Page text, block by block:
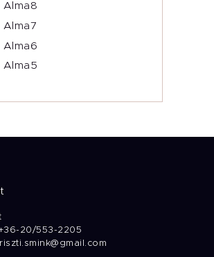
Alma8
Alma7
Alma6
Alma5
20/553-2205